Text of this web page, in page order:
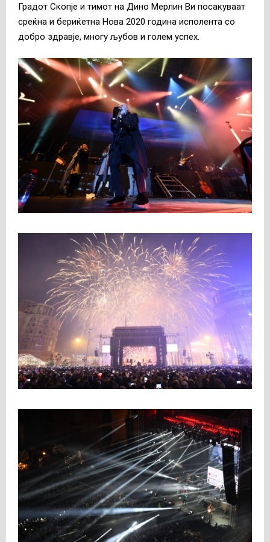
Градот Скопје и тимот на Дино Мерлин Ви посакуваат
среќна и бериќетна Нова 2020 година исполента со
добро здравје, многу љубов и голем успех.